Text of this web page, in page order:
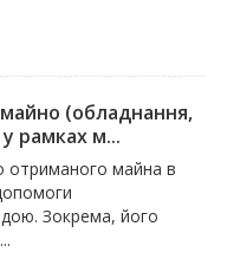
(обладнання,
рамках м...
отриманого майна в
Зокрема, його